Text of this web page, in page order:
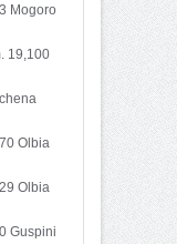
Mogoro
19,100
Olbia
Olbia
Guspini